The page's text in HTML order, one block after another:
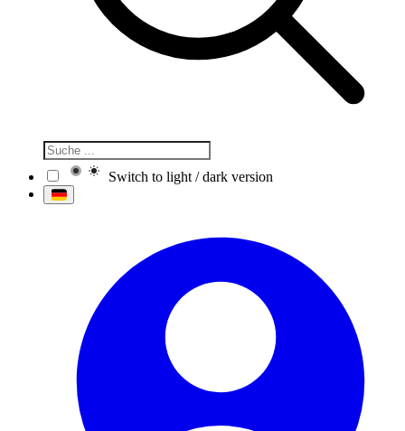
Switch to light / dark version